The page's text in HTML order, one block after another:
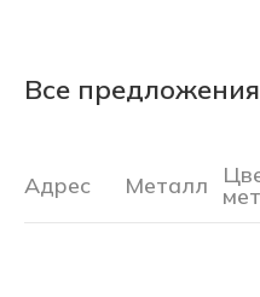
Все предложения
Адрес Металл